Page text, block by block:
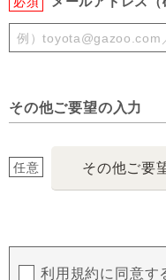
その他ご要望の入力
任意 その他ご要
利用規約に同意す